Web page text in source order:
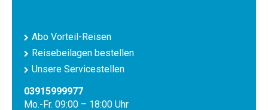
Abo Vorteil-Reisen
Reisebeilagen bestellen
Unsere Servicestellen
03915999977
Mo.-Fr. 09:00 – 18:00 Uhr